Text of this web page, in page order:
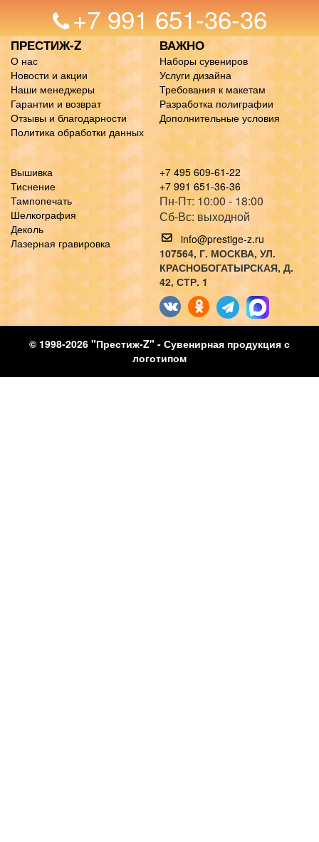
+7 991 651-36-36
ПРЕСТИЖ-Z
О нас
Новости и акции
Наши менеджеры
Гарантии и возврат
Отзывы и благодарности
Политика обработки данных
ВАЖНО
Наборы сувениров
Услуги дизайна
Требования к макетам
Разработка полиграфии
Дополнительные условия
Вышивка
Тиснение
Тампопечать
Шелкография
Деколь
Лазерная гравировка
+7 495 609-61-22
+7 991 651-36-36
Пн-Пт: 10:00 - 18:00
Сб-Вс: выходной
info@prestige-z.ru
107564, Г. МОСКВА, УЛ.
КРАСНОБОГАТЫРСКАЯ, Д.
42, СТР. 1
© 1998-2026 "Престиж-Z" - Сувенирная продукция с
логотипом